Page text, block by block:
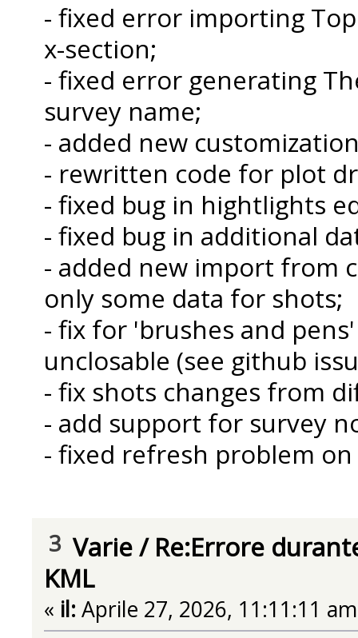
- fixed error importing
x-section;
- fixed error generating
survey name;
- added new
- rewritten code for plot
- fixed bug in hightlights
- fixed bug in additional
- added new import from
only some data for shots;
- fix for 'brushes and
unclosable (see github
- fix shots changes from
- add support for survey
- fixed refresh problem
3 Varie/ Re:Errore
KML
« il: Aprile 27, 2026, 11:11:11